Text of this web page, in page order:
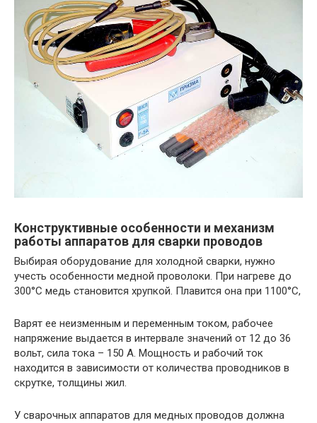
Конструктивные особенности и механизм
работы аппаратов для сварки проводов
Выбирая оборудование для холодной сварки, нужно
учесть особенности медной проволоки. При нагреве до
300°С медь становится хрупкой. Плавится она при 1100°С,
Варят ее неизменным и переменным током, рабочее
напряжение выдается в интервале значений от 12 до 36
вольт, сила тока – 150 А. Мощность и рабочий ток
находится в зависимости от количества проводников в
скрутке, толщины жил.
У сварочных аппаратов для медных проводов должна